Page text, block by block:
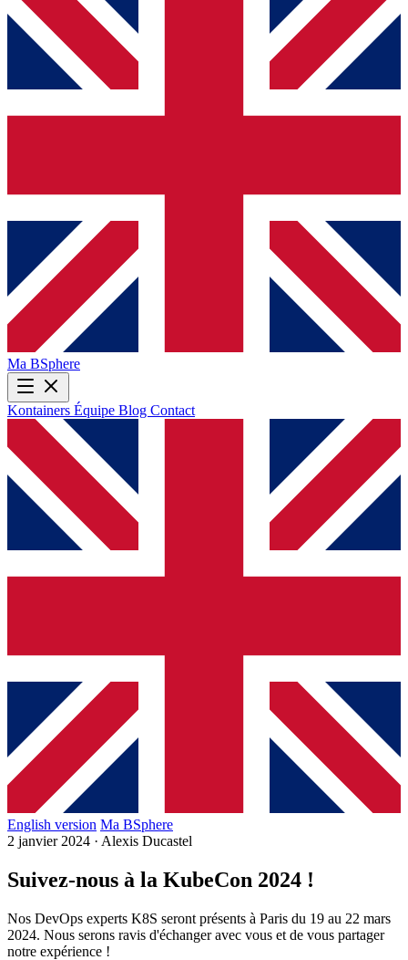
Ma BSphere
Kontainers Équipe Blog Contact
English version Ma BSphere
2 janvier 2024 · Alexis Ducastel
Suivez-nous à la KubeCon 2024 !
Nos DevOps experts K8S seront présents à Paris du 19 au 22 mars
2024. Nous serons ravis d'échanger avec vous et de vous partager
notre expérience !